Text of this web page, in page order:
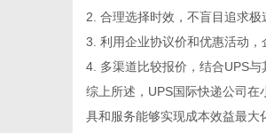
2. 合理选择时效 ，不盲目追求
3. 利用企业协议价和优惠活动
4. 多渠道比较报价 ，结合UPS
综上所述，UPS国际快递公司
具和服务能够实现成本效益最大